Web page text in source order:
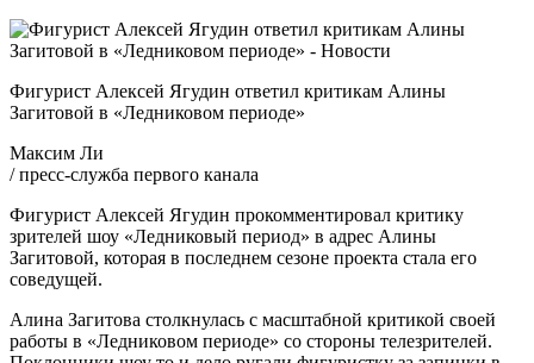
Фигурист Алексей Ягудин ответил критикам Алины
Загитовой в «Ледниковом периоде»
Максим Ли
/ пресс-служба первого канала
Фигурист Алексей Ягудин прокомментировал критику
зрителей шоу «Ледниковый период» в адрес Алины
Загитовой, которая в последнем сезоне проекта стала его
соведущей.
Алина Загитова столкнулась с масштабной критикой своей
работы в «Ледниковом периоде» со стороны телезрителей.